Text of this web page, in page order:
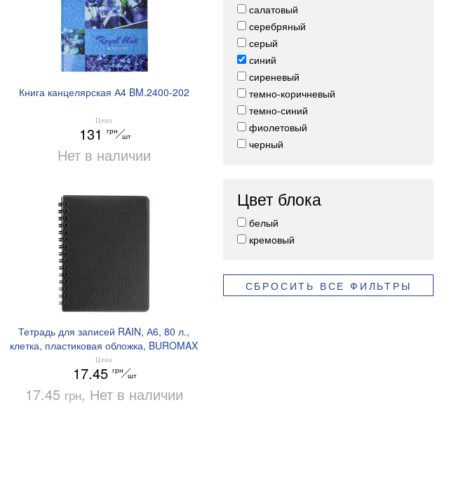
Книга канцелярская А4 BM.2400-202
Цена
131 грн
шт
Нет в наличии
Тетрадь для записей RAIN, А6, 80 л.,
клетка, пластиковая обложка, BUROMAX
BM.24652152
Цена
17.45 грн
шт
17.45 грн, Нет в наличии
салатовый
серебряный
серый
синий
сиреневый
темно-коричневый
темно-синий
фиолетовый
черный
Цвет блока
белый
кремовый
СБРОСИТЬ ВСЕ ФИЛЬТРЫ